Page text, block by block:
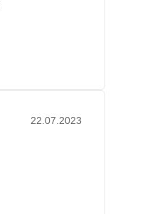
22.07.2023